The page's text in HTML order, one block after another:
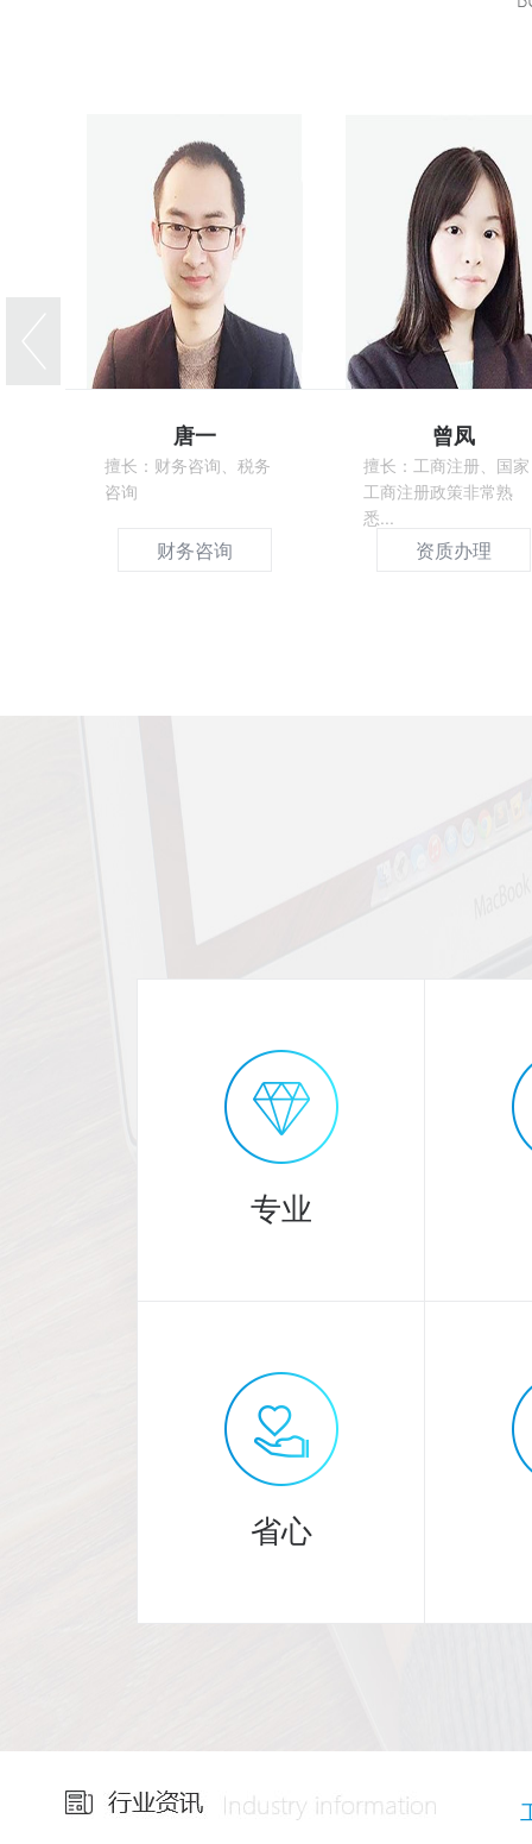
唐一
擅长：财务咨询、税务
咨询
财务咨询
曾凤
擅长：工商注册、国家
工商注册政策非常熟
悉...
资质办理
专业
专业
3000余人精英团队
提供专业服务！
20
省心
省心
24小时免费咨询
集团